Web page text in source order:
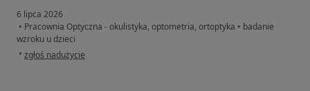
6 lipca 2026
• Pracownia Optyczna - okulistyka, optometria, ortoptyka • badanie
wzroku u dzieci
• w opinii użytkownika Ewa
zgłoś nadużycie